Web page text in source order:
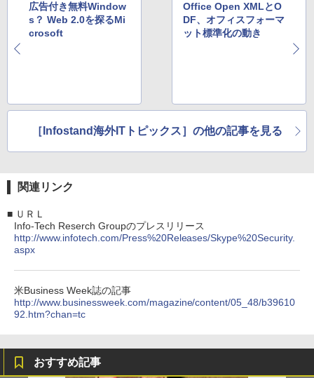
広告付き無料Window
s？ Web 2.0を探るMi
crosoft
Office Open XMLとO
DF、オフィスフォーマ
ット標準化の動き
［Infostand海外ITトピックス］の他の記事を見る
関連リンク
■ ＵＲＬ
Info-Tech Reserch Groupのプレスリリース
http://www.infotech.com/Press%20Releases/Skype%20Security.
aspx
米Business Week誌の記事
http://www.businessweek.com/magazine/content/05_48/b39610
92.htm?chan=tc
おすすめ記事